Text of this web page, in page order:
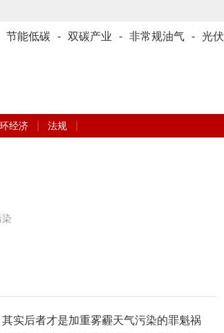
节能低碳 - 双碳产业 - 非常规油气 - 光伏
经济 法规
实后者才是加重雾霾天气污染的罪魁祸